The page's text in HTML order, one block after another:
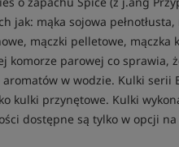
jak: mąka sojowa
mączki pelletowe,
komorze parowej co sprawia,
w wodzie. Kulki serii
kulki przynętowe. Kulki
dostępne są tylko w opcji